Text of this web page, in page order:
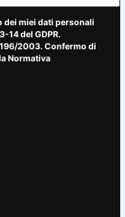
miei dati personali
14 del GDPR.
2003. Confermo di
Normativa